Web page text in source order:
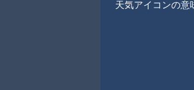
天気アイコンの意